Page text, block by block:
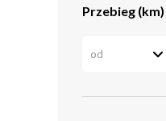
Przebieg (km)